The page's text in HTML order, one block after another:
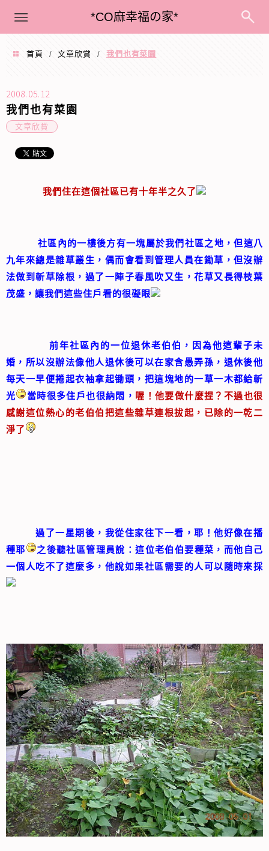
*CO麻幸福の家*
menu
首頁 / 文章欣賞 / 我們也有菜園
2008.05.12
我們也有菜園
文章欣賞
我們住在這個社區已有十年半之久了
社區內的一樓後方有一塊屬於我們社區之地，但這八
九年來總是雜草叢生，偶而會看到管理人員在鋤草，但沒辦
法做到斬草除根，過了一陣子春風吹又生，花草又長得枝葉
茂盛，讓我們這些住戶看的很礙眼
前年社區內的一位退休老伯伯，因為他這輩子未
婚，所以沒辦法像他人退休後可以在家含愚弄孫，退休後他
每天一早便捲起衣袖拿起锄頭，把這塊地的一草一木都給斬
光
當時很多住戶也很納悶， 喔！他要做什麼捏？不過也很
感謝這位熱心的老伯伯把這些雜草連根拔起，已除的一乾二
淨了
過了一星期後，我從住家往下一看，耶！他好像在播
種耶
之後聽社區管理員說：這位老伯伯要種菜，而他自己
一個人吃不了這麼多，他說如果社區需要的人可以隨時來採